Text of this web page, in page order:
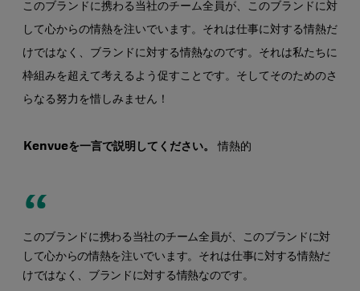
このブランドに携わる当社のチーム全員が、このブランドに対
して心からの情熱を注いでいます。それは仕事に対する情熱だ
けではなく、ブランドに対する情熱なのです。それは私たちに
枠組みを超えて考えるよう促すことです。そしてそのためのさ
らなる努力を惜しみません！
Kenvueを一言で説明してください。 情熱的
このブランドに携わる当社のチーム全員が、このブランドに対
して心からの情熱を注いでいます。それは仕事に対する情熱だ
けではなく、ブランドに対する情熱なのです。